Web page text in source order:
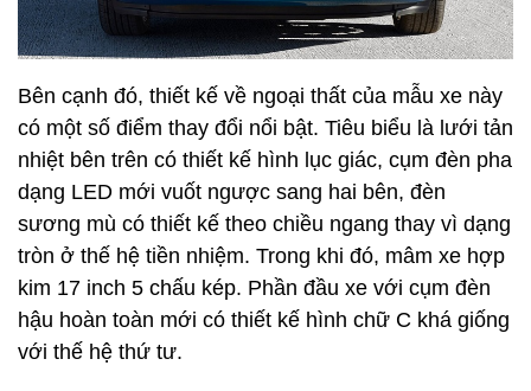
Bên cạnh đó, thiết kế về ngoại thất của mẫu xe này
có một số điểm thay đổi nổi bật. Tiêu biểu là lưới tản
nhiệt bên trên có thiết kế hình lục giác, cụm đèn pha
dạng LED mới vuốt ngược sang hai bên, đèn
sương mù có thiết kế theo chiều ngang thay vì dạng
tròn ở thế hệ tiền nhiệm. Trong khi đó, mâm xe hợp
kim 17 inch 5 chấu kép. Phần đầu xe với cụm đèn
hậu hoàn toàn mới có thiết kế hình chữ C khá giống
với thế hệ thứ tư.